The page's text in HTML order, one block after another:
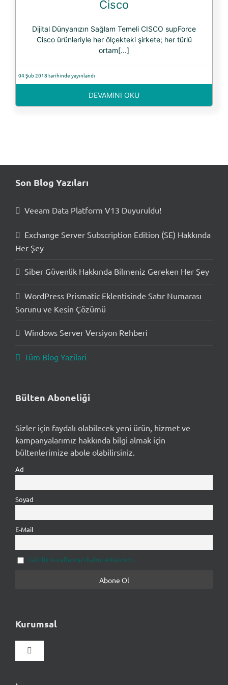
Cisco
Dijital Dünyanızın Sağlam Temeli CISCO supForce
Cisco ürünleriyle her ölçekteki şirkete; her türlü
ortam[...]
04 Şub 2018 tarihinde yayınlandı
DEVAMINI OKU
Son Blog Yazıları
Veeam Data Platform V13 Duyuruldu!
Exchange Server Subscription Edition (SE) Hakkında
Her Şey
Siber Güvenlik Hakkında Bilmeniz Gereken Her Şey
WordPress Prismatic Eklentisinde Satır Numarası
Sorunu ve Kesin Çözümü
Windows Server Versiyon Rehberi
Tüm Blog Yazilari
Bülten Aboneliği
Sizler için faydalı olabilecek yeni ürün, hizmet ve
kampanyalarımız hakkında bilgi almak için
bültenlerimize abole olabilirsiniz.
Ad
Soyad
E-Mail
Gizlilik kurallarınızı kabul ediyorum.
Kurumsal
Gezinmeyi